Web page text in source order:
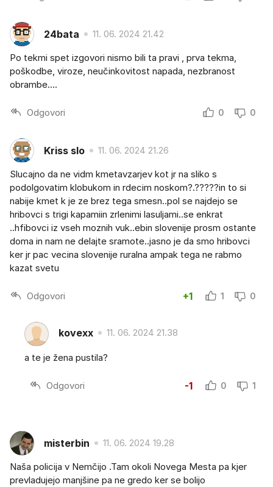
24bata 11. 06. 2024 21.42
Po tekmi spet izgovori nismo bili ta pravi , prva tekma,
poškodbe, viroze, neučinkovitost napada, nezbranost
obrambe....
Odgovori 0 0
Kriss slo 11. 06. 2024 21.26
Slucajno da ne vidm kmetavzarjev kot jr na sliko s
podolgovatim klobukom in rdecim noskom?.?????in to si
nabije kmet k je ze brez tega smesn..pol se najdejo se
hribovci s trigi kapamiin zrlenimi lasuljami..se enkrat
..hfibovci iz vseh moznih vuk..ebin slovenije prosm ostante
doma in nam ne delajte sramote..jasno je da smo hribovci
ker jr pac vecina slovenije ruralna ampak tega ne rabmo
kazat svetu
Odgovori +1 1 0
kovexx 11. 06. 2024 21.38
a te je žena pustila?
Odgovori -1 0 1
misterbin 11. 06. 2024 19.28
Naša policija v Nemčijo .Tam okoli Novega Mesta pa kjer
prevladujejo manjšine pa ne gredo ker se bolijo